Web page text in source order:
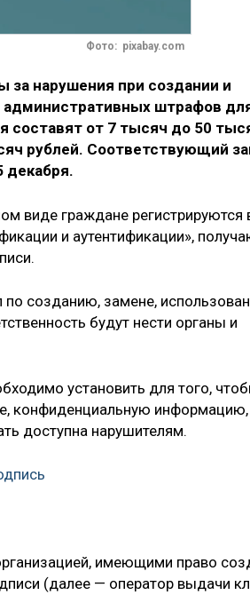
Фото: pixabay.com
нарушения при создании и
административных штрафов
от 7 тысяч до 50
рублей. Соответствующий
декабря.
виде граждане регистрируются
и аутентификации»,
созданию, замене,
будут нести органы и
установить для того,
конфиденциальную информацию,
доступна нарушителям.
имеющими право
(далее — оператор выдачи